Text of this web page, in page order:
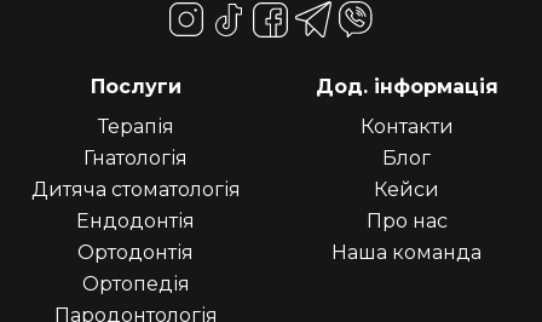
Послуги
Терапія
Гнатологія
Дитяча стоматологія
Ендодонтія
Ортодонтія
Ортопедія
Пародонтологія
Дод. інформація
Контакти
Блог
Кейси
Про нас
Наша команда